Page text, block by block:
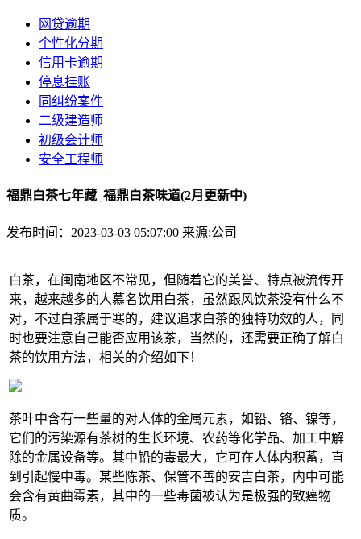
网贷逾期
个性化分期
信用卡逾期
停息挂账
同纠纷案件
二级建造师
初级会计师
安全工程师
福鼎白茶七年藏_福鼎白茶味道(2月更新中)
发布时间：2023-03-03 05:07:00 来源:公司
白茶，在闽南地区不常见，但随着它的美誉、特点被流传开
来，越来越多的人慕名饮用白茶，虽然跟风饮茶没有什么不
对，不过白茶属于寒的，建议追求白茶的独特功效的人，同
时也要注意自己能否应用该茶，当然的，还需要正确了解白
茶的饮用方法，相关的介绍如下！
茶叶中含有一些量的对人体的金属元素，如铅、铬、镍等，
它们的污染源有茶树的生长环境、农药等化学品、加工中解
除的金属设备等。其中铅的毒最大，它可在人体内积蓄，直
到引起慢中毒。某些陈茶、保管不善的安吉白茶，内中可能
会含有黄曲霉素，其中的一些毒菌被认为是极强的致癌物
质。